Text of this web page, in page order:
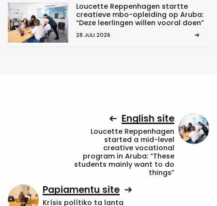
Loucette Reppenhagen startte
creatieve mbo-opleiding op Aruba:
“Deze leerlingen willen vooral doen”
28 JULI 2026
English site
Loucette Reppenhagen
started a mid-level
creative vocational
program in Aruba: “These
students mainly want to do
things”
Papiamentu site
Krísis polítiko ta lanta